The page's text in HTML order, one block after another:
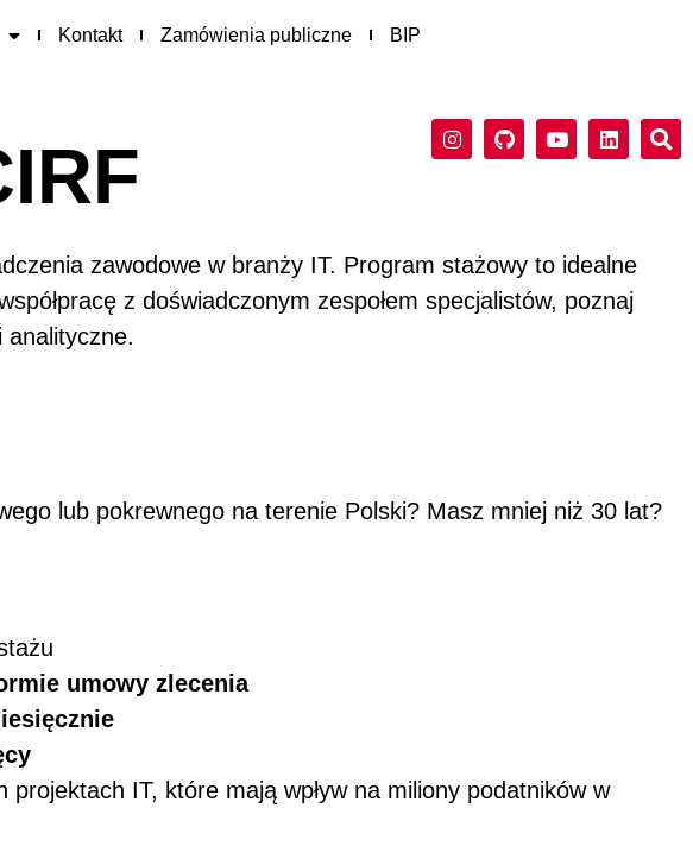
Kontakt Zamówienia publiczne BIP
zawodowe w branży IT. Program stażowy to idealne
z doświadczonym zespołem specjalistów, poznaj
analityczne.
lub pokrewnego na terenie Polski? Masz mniej niż 30 lat?
umowy zlecenia
projektach IT, które mają wpływ na miliony podatników w